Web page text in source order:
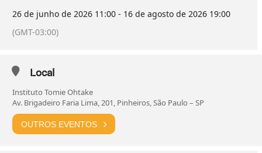
26 de junho de 2026 11:00 - 16 de agosto de 2026 19:00
(GMT-03:00)
Local
Instituto Tomie Ohtake
Av. Brigadeiro Faria Lima, 201, Pinheiros, São Paulo – SP
OUTROS EVENTOS